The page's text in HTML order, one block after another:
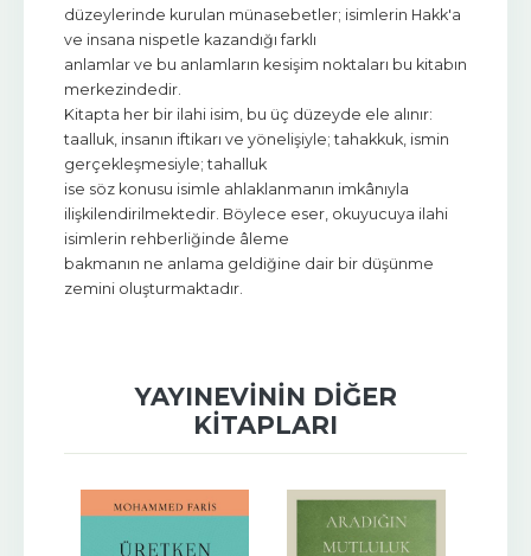
düzeylerinde kurulan münasebetler; isimlerin Hakk'a
ve insana nispetle kazandığı farklı
anlamlar ve bu anlamların kesişim noktaları bu kitabın
merkezindedir.
Kitapta her bir ilahi isim, bu üç düzeyde ele alınır:
taalluk, insanın iftikarı ve yönelişiyle; tahakkuk, ismin
gerçekleşmesiyle; tahalluk
ise söz konusu isimle ahlaklanmanın imkânıyla
ilişkilendirilmektedir. Böylece eser, okuyucuya ilahi
isimlerin rehberliğinde âleme
bakmanın ne anlama geldiğine dair bir düşünme
zemini oluşturmaktadır.
YAYINEVININ DIĞER
KITAPLARI